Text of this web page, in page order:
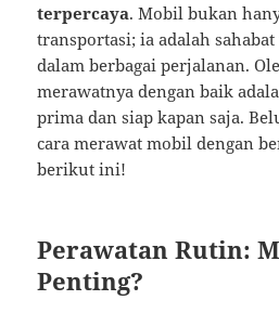
terpercaya. Mobil bukan
transportasi; ia adalah
dalam berbagai perjalanan.
merawatnya dengan baik
prima dan siap kapan saja.
cara merawat mobil dengan
berikut ini!
Perawatan Rutin:
Penting?